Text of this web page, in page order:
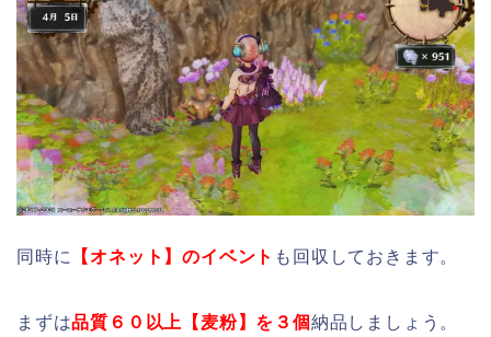
同時に 【オネット】のイベント も回収しておきます。
まずは品質６０以上【麦粉】を３個納品しましょう。